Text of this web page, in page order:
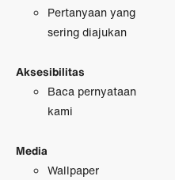
Pertanyaan yang
sering diajukan
Aksesibilitas
Baca pernyataan
kami
Media
Wallpaper